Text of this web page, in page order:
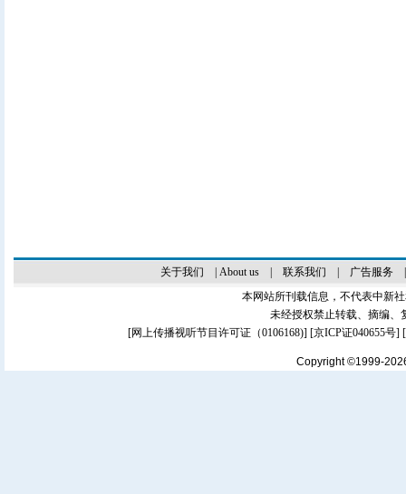
关于我们 About us| 联系我们 广告服务
本网站所刊载信息，不代表中新
未经授权禁止转载、摘编、
[网上传播视听节目许可证（0106168)] [京ICP证040655号]
Copyright ©1999-